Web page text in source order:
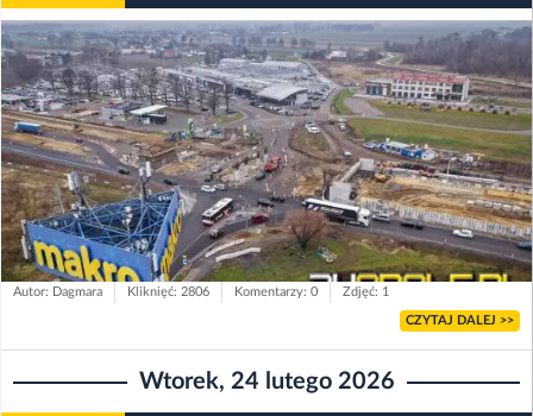
Autor: Dagmara Kliknięć: 2806 Komentarzy: 0 Zdjęć: 1
CZYTAJ DALEJ >>
Wtorek, 24 lutego 2026